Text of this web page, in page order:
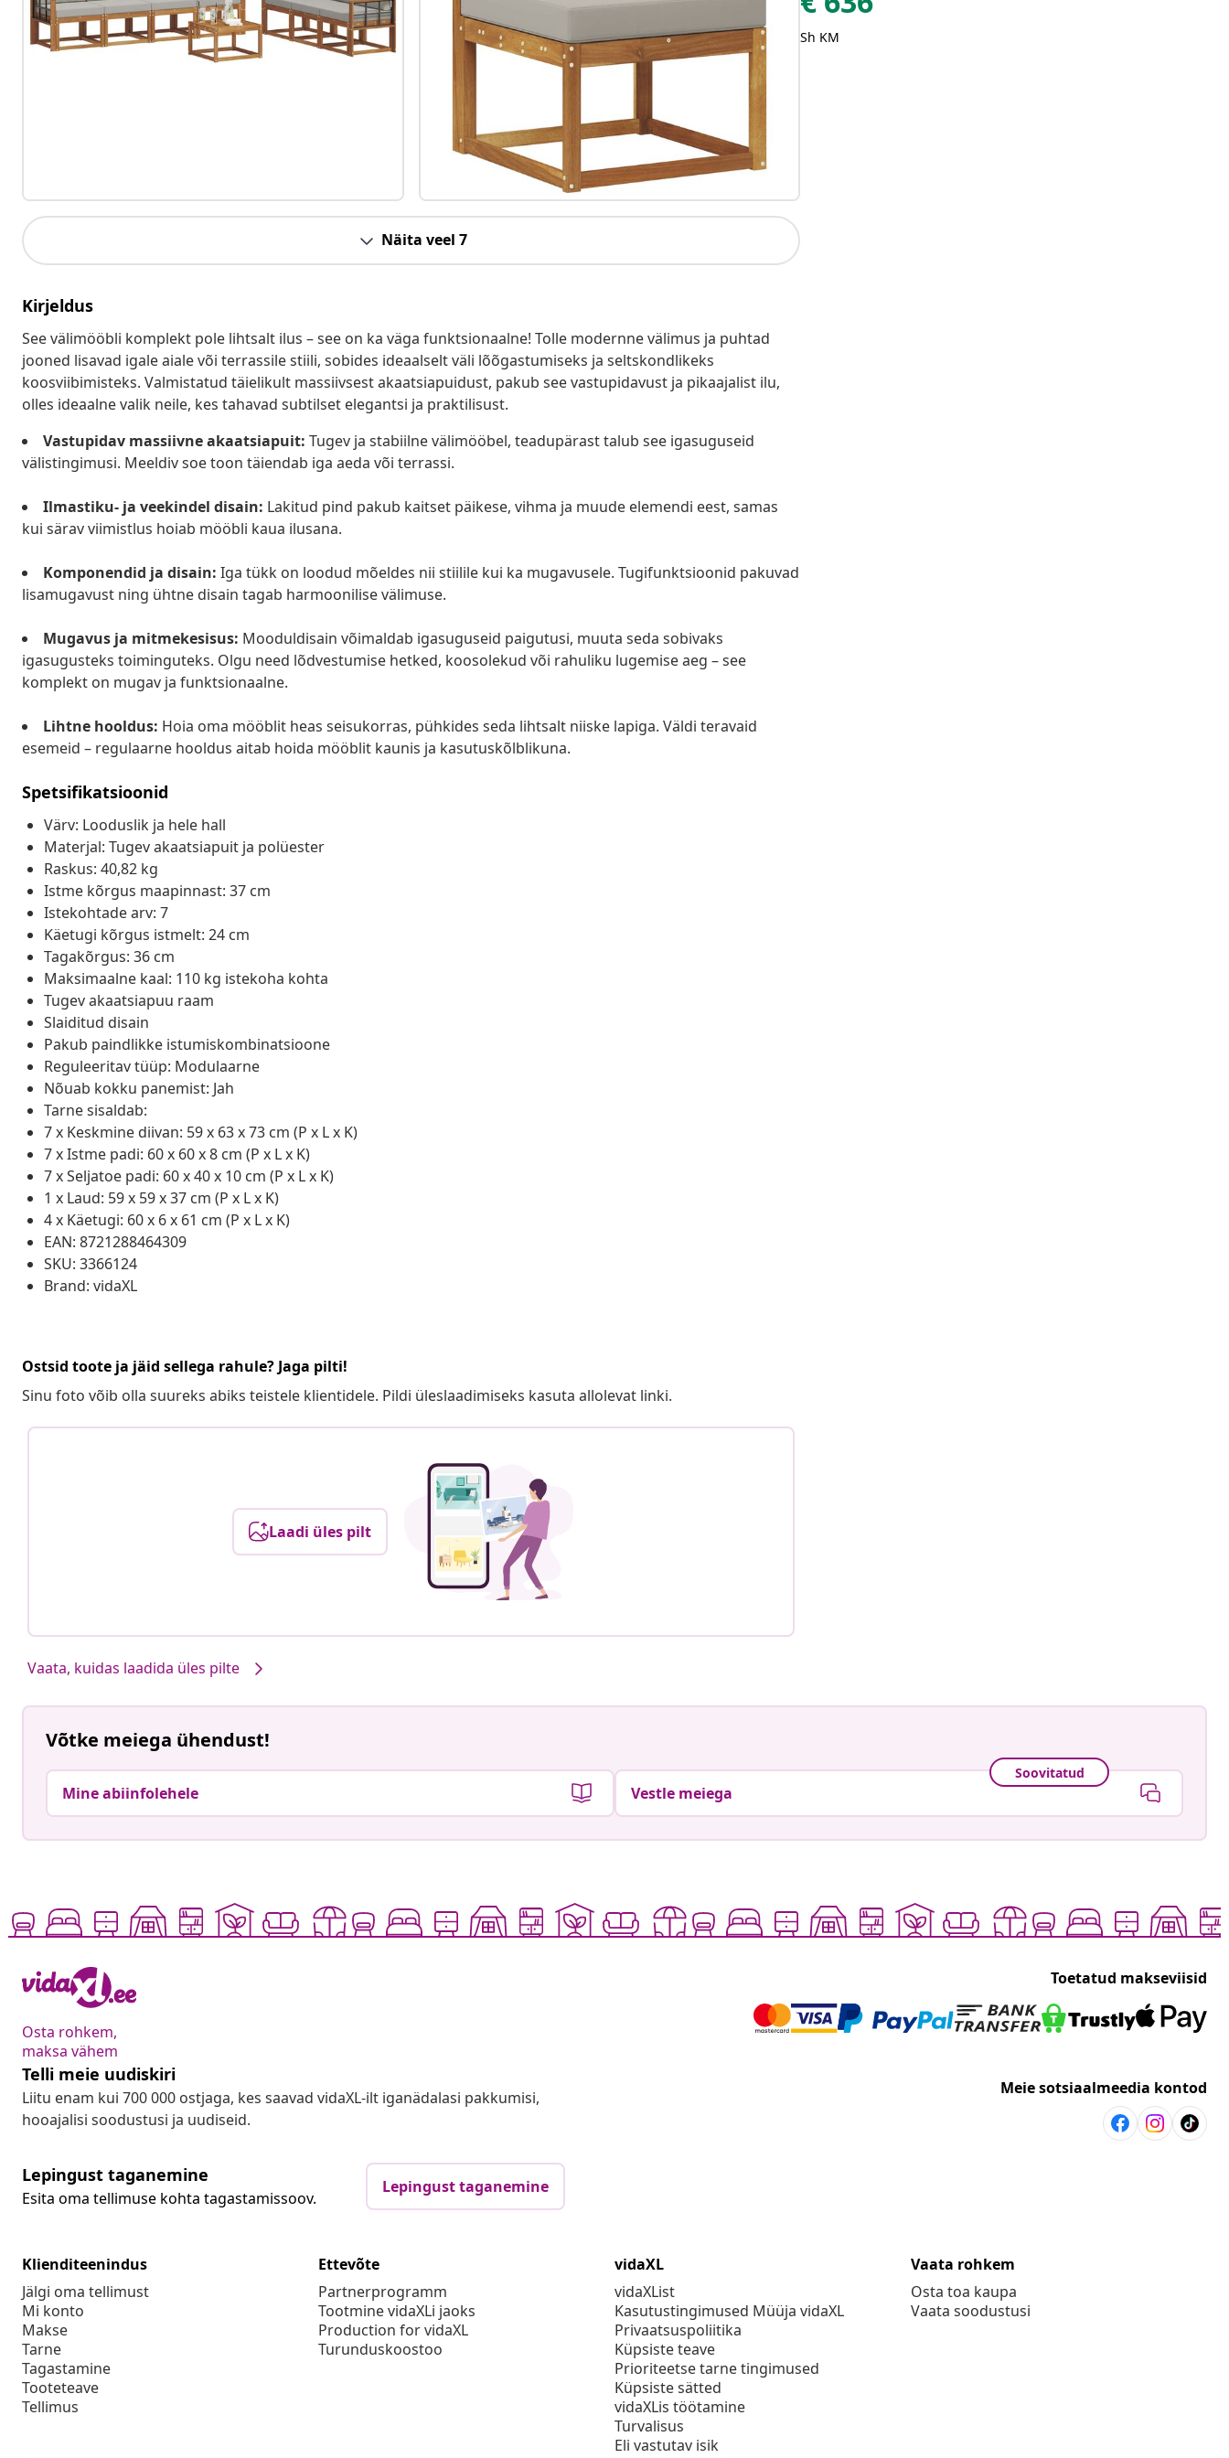
Näita veel 7
Kirjeldus
See välimööbli komplekt pole lihtsalt ilus – see on ka väga funktsionaalne! Tolle modernne välimus ja puhtad
jooned lisavad igale aiale või terrassile stiili, sobides ideaalselt väli lõõgastumiseks ja seltskondlikeks
koosviibimisteks. Valmistatud täielikult massiivsest akaatsiapuidust, pakub see vastupidavust ja pikaajalist ilu,
olles ideaalne valik neile, kes tahavad subtilset elegantsi ja praktilisust.
Vastupidav massiivne akaatsiapuit: Tugev ja stabiilne välimööbel, teadupärast talub see igasuguseid
välistingimusi. Meeldiv soe toon täiendab iga aeda või terrassi.
Ilmastiku- ja veekindel disain: Lakitud pind pakub kaitset päikese, vihma ja muude elemendi eest, samas
kui särav viimistlus hoiab mööbli kaua ilusana.
Komponendid ja disain: Iga tükk on loodud mõeldes nii stiilile kui ka mugavusele. Tugifunktsioonid pakuvad
lisamugavust ning ühtne disain tagab harmoonilise välimuse.
Mugavus ja mitmekesisus: Mooduldisain võimaldab igasuguseid paigutusi, muuta seda sobivaks
igasugusteks toiminguteks. Olgu need lõdvestumise hetked, koosolekud või rahuliku lugemise aeg – see
komplekt on mugav ja funktsionaalne.
Lihtne hooldus: Hoia oma mööblit heas seisukorras, pühkides seda lihtsalt niiske lapiga. Väldi teravaid
esemeid – regulaarne hooldus aitab hoida mööblit kaunis ja kasutuskõlblikuna.
Spetsifikatsioonid
Värv: Looduslik ja hele hall
Materjal: Tugev akaatsiapuit ja polüester
Raskus: 40,82 kg
Istme kõrgus maapinnast: 37 cm
Istekohtade arv: 7
Käetugi kõrgus istmelt: 24 cm
Tagakõrgus: 36 cm
Maksimaalne kaal: 110 kg istekoha kohta
Tugev akaatsiapuu raam
Slaiditud disain
Pakub paindlikke istumiskombinatsioone
Reguleeritav tüüp: Modulaarne
Nõuab kokku panemist: Jah
Tarne sisaldab:
7 x Keskmine diivan: 59 x 63 x 73 cm (P x L x K)
7 x Istme padi: 60 x 60 x 8 cm (P x L x K)
7 x Seljatoe padi: 60 x 40 x 10 cm (P x L x K)
1 x Laud: 59 x 59 x 37 cm (P x L x K)
4 x Käetugi: 60 x 6 x 61 cm (P x L x K)
EAN: 8721288464309
SKU: 3366124
Brand: vidaXL
Ostsid toote ja jäid sellega rahule? Jaga pilti!
Sinu foto võib olla suureks abiks teistele klientidele. Pildi üleslaadimiseks kasuta allolevat linki.
Laadi üles pilt
Vaata, kuidas laadida üles pilte
Sh KM
Võtke meiega ühendust!
Mine abiinfolehele
Soovitatud
Vestle meiega
Osta rohkem,
maksa vähem
Toetatud makseviisid
Telli meie uudiskiri
Liitu enam kui 700 000 ostjaga, kes saavad vidaXL-ilt iganädalasi pakkumisi,
hooajalisi soodustusi ja uudiseid.
Meie sotsiaalmeedia kontod
Lepingust taganemine
Esita oma tellimuse kohta tagastamissoov.
Lepingust taganemine
Klienditeenindus
Jälgi oma tellimust
Mi konto
Makse
Tarne
Tagastamine
Tooteteave
Tellimus
Ettevõte
Partnerprogramm
Tootmine vidaXLi jaoks
Production for vidaXL
Turunduskoostoo
vidaXL
vidaXList
Kasutustingimused Müüja vidaXL
Privaatsuspoliitika
Küpsiste teave
Prioriteetse tarne tingimused
Küpsiste sätted
vidaXLis töötamine
Turvalisus
Eli vastutav isik
Vaata rohkem
Osta toa kaupa
Vaata soodustusi